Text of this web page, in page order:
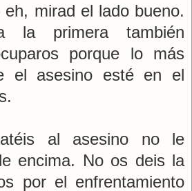
mirad el lado bueno.
la primera también
porque lo más
el asesino esté en el
al asesino no le
encima. No os deis la
por el enfrentamiento